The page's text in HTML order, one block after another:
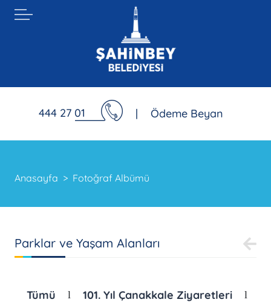
444 27 01 | Ödeme Beyan
Anasayfa Fotoğraf Albümü
Parklar ve Yaşam Alanları
Tümü l 101. Yıl Çanakkale Ziyaretleri l